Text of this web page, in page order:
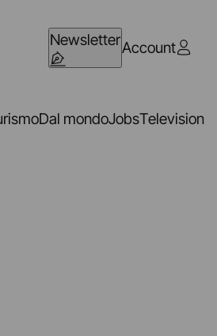
NewsletterAccount
Dal mondoJobsTelevision